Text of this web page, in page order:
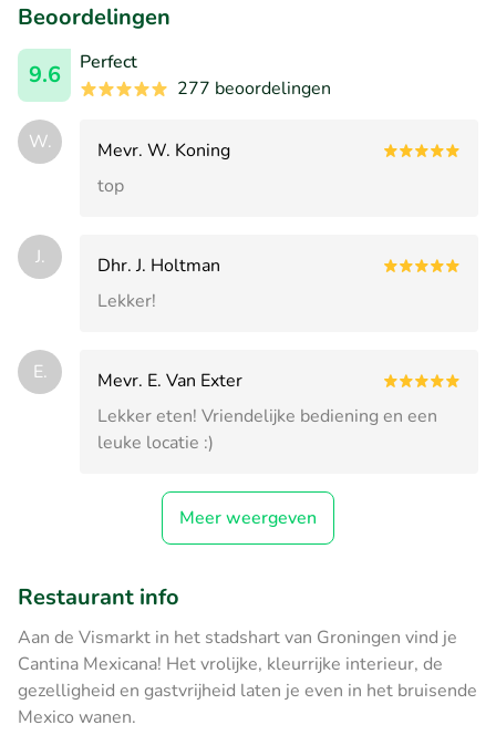
Beoordelingen
9.6
Perfect
277 beoordelingen
W.
Mevr. W. Koning
top
J.
Dhr. J. Holtman
Lekker!
E.
Mevr. E. Van Exter
Lekker eten! Vriendelijke bediening en een
leuke locatie :)
Meer weergeven
Restaurant info
Aan de Vismarkt in het stadshart van Groningen vind je
Cantina Mexicana! Het vrolijke, kleurrijke interieur, de
gezelligheid en gastvrijheid laten je even in het bruisende
Mexico wanen.